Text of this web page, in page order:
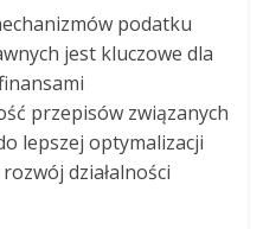
podatku
jest kluczowe dla
przepisów związanych
lepszej optymalizacji
działalności